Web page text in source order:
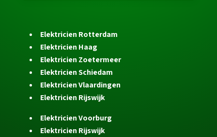
Elektricien Rotterdam
Elektricien Haag
Elektricien Zoetermeer
Elektricien Schiedam
Elektricien Vlaardingen
Elektricien Rijswijk
Elektricien Voorburg
Elektricien Rijswijk